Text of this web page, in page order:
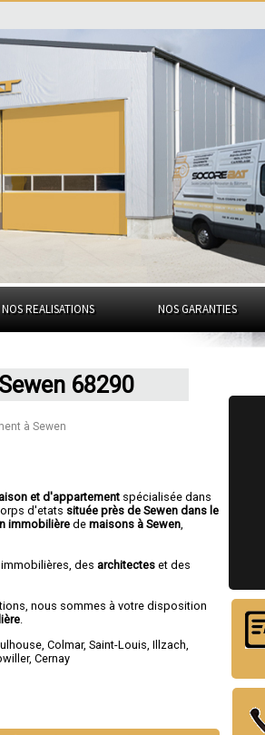
NOS REALISATIONS NOS GARANTIES
68290
à Sewen
et d'appartement spécialisée dans
d'etats située près de Sewen dans le
immobilièredemaisons à Sewen
des architectes et des
nous sommes à votre disposition
,Colmar,Saint-Louis ,Illzach
,Cernay